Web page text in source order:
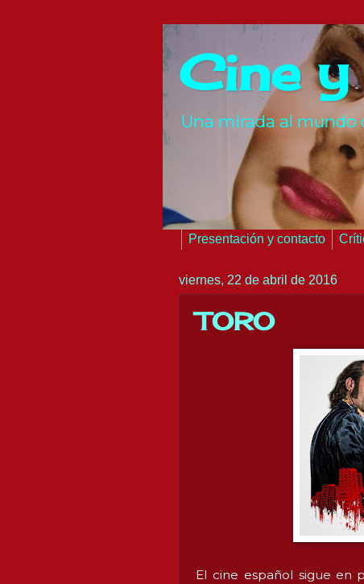
Cine y
Una mirada al mundo
Presentación y contacto
viernes, 22 de abril de 2016
TORO
El cine español sigue en